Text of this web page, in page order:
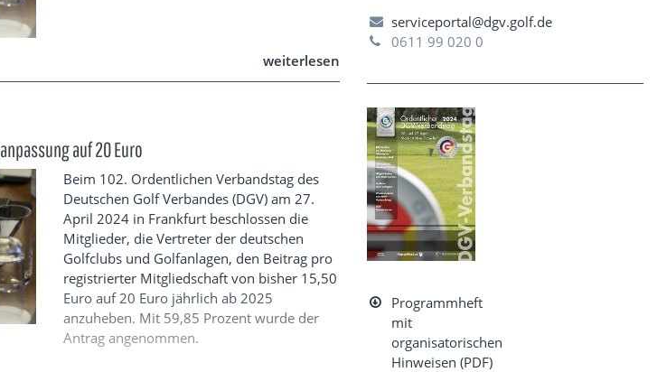
weiterlesen
auf 20 Euro
Beim 102. Ordentlichen Verbandstag des
Deutschen Golf Verbandes (DGV) am 27.
April 2024 in Frankfurt beschlossen die
Mitglieder, die Vertreter der deutschen
Golfclubs und Golfanlagen, den Beitrag pro
registrierter Mitgliedschaft von bisher 15,50
Euro auf 20 Euro jährlich ab 2025
anzuheben. Mit 59,85 Prozent wurde der
Antrag angenommen.
serviceportal@dgv.golf.de
0611 99 020 0
Programmheft
mit
organisatorischen
Hinweisen (PDF)